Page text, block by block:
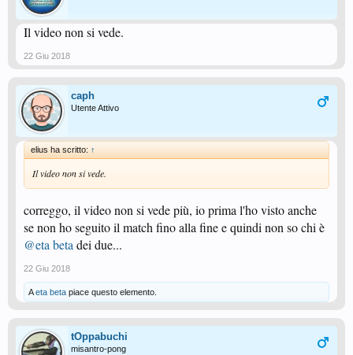
Il video non si vede.
22 Giu 2018
caph
Utente Attivo
elius ha scritto: ↑
Il video non si vede.
correggo, il video non si vede più, io prima l'ho visto anche
se non ho seguito il match fino alla fine e quindi non so chi è
@eta betadei due...
22 Giu 2018
Aeta beta piace questo elemento.
tOppabuchi
misantro-pong